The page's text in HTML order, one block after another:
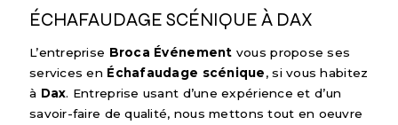
ÉCHAFAUDAGE SCÉNIQUE À DAX
L’entreprise Broca Événement vous propose ses
services en Échafaudage scénique, si vous habitez
à Dax. Entreprise usant d’une expérience et d’un
savoir-faire de qualité, nous mettons tout en oeuvre